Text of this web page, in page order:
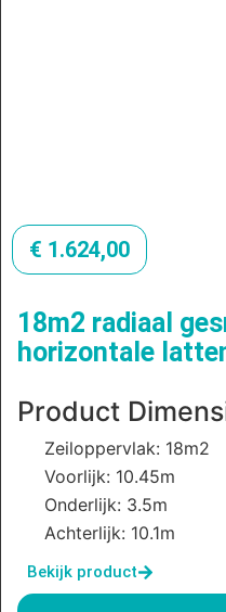
€ 1.624,00
18m2 radiaal
horizontale
Product
Zeiloppervlak: 18m2
Voorlijk: 10.45m
Onderlijk: 3.5m
Achterlijk: 10.1m
Bekijk product